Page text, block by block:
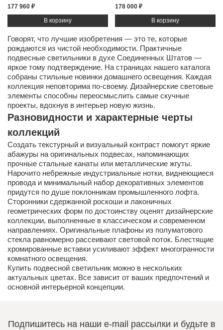
177 960 ₽
178 000 ₽
Говорят, что лучшие изобретения — это те, которые
рождаются из чистой необходимости. Практичные
подвесные светильники в духе Соединенных Штатов —
яркое тому подтверждение. На страницах нашего каталога
собраны стильные новинки домашнего освещения. Каждая
коллекция неповторима по-своему. Дизайнерские световые
элементы способны переосмыслить самые скучные
проекты, вдохнув в интерьер новую жизнь.
Разновидности и характерные черты
коллекций
Создать текстурный и визуальный контраст помогут яркие
абажуры на оригинальных подвесах, напоминающих
прочные стальные канаты или металлические жгуты.
Нарочито небрежные индустриальные нотки, виднеющиеся
провода и минимальный набор декоративных элементов
придутся по душе поклонникам промышленного лофта.
Сторонники сдержанной роскоши и лаконичных
геометрических форм по достоинству оценят дизайнерские
коллекции, выполненные в классическом и современном
направлениях. Оригинальные плафоны из полуматового
стекла равномерно рассеивают световой поток. Блестящие
хромированные вставки усиливают эффект многогранности
комнатного освещения.
Купить подвесной светильник можно в нескольких
актуальных цветах. Все зависит от ваших предпочтений и
основной интерьерной концепции.
Подпишитесь на наши e-mail рассылки и будьте в